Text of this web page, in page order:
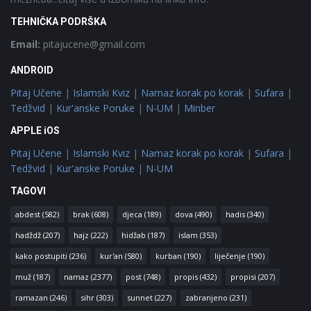
TEHNIČKA PODRŠKA
Email: pitajucene@gmail.com
ANDROID
Pitaj Učene | Islamski Kviz | Namaz korak po korak | Sufara |
Tedžvid | Kur'anske Poruke | N-UM | Minber
APPLE iOS
Pitaj Učene | Islamski Kviz | Namaz korak po korak | Sufara |
Tedžvid | Kur'anske Poruke | N-UM
TAGOVI
abdest (582) brak (608) djeca (189) dova (490) hadis (340)
hadždž (207) hajz (222) hidžab (187) islam (353)
kako postupiti (236) kur'an (580) kurban (190) liječenje (190)
muž (187) namaz (2377) post (748) propis (432) propisi (207)
ramazan (246) sihr (303) sunnet (227) zabranjeno (231)